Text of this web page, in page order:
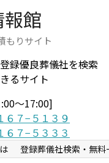
もりサイト
録優良葬儀社を検索
るサイト
〜17:00]
６７−５１３９
６７−５３３３
登録葬儀社検索・無料